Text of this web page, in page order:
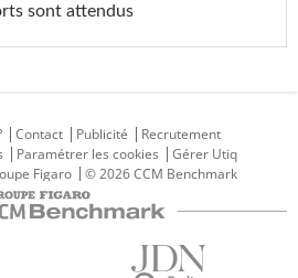
sont attendus
Contact Publicité
Recrutement
Paramétrer les cookies
Gérer Utiq
Figaro © 2026 CCM Benchmark